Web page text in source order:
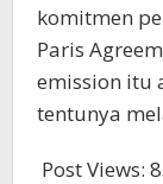
komitmen
Paris
emission itu
tentunya
Post Views: